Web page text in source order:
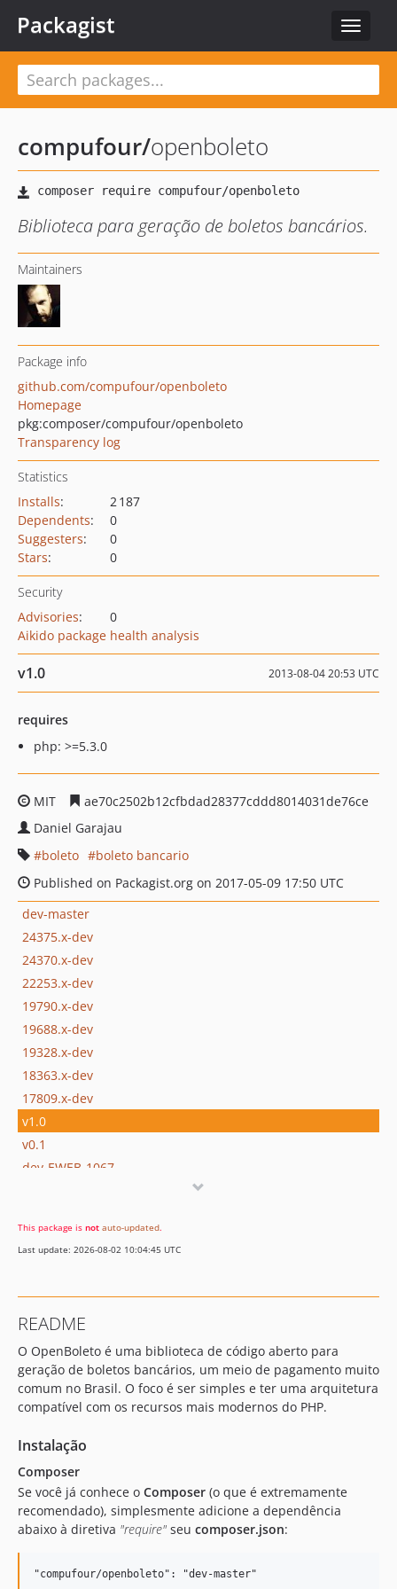
Toggle
Packagist
compufour/openboleto
Biblioteca para geração de boletos bancários.
Maintainers
Package info
github.com/compufour/openboleto
Homepage
pkg:composer/compufour/openboleto
Transparency log
Statistics
Installs:
2 187
Dependents:
0
Suggesters:
0
Stars: 0
Security
Advisories:
0
Aikido package health analysis
v1.0 2013-08-04 20:53 UTC
requires
php: >=5.3.0
MIT
ae70c2502b12cfbdad28377cddd8014031de76ce
Daniel Garajau
boleto
boleto bancario
Published on Packagist.org on 2017-05-09 17:50 UTC
dev-master
24375.x-dev
24370.x-dev
22253.x-dev
19790.x-dev
19688.x-dev
19328.x-dev
18363.x-dev
17809.x-dev
v1.0
v0.1
dev-EWEB-1067
dev-WEB-6151
dev-WEB-4952
dev-WEB-4902
dev-canary
dev-homolog
dev-WEB-4946
dev-revert-26-WEB-4869
dev-WEB-4911
dev-WEB-4869
dev-WEB-4534
dev-WEB-4243
dev-WEB-3648
This package is not auto-updated.
Last update: 2026-08-02 10:04:45 UTC
README
O OpenBoleto é uma biblioteca de código aberto para
geração de boletos bancários, um meio de pagamento muito
comum no Brasil. O foco é ser simples e ter uma arquitetura
compatível com os recursos mais modernos do PHP.
Instalação
Composer
Se você já conhece o Composer (o que é extremamente
recomendado), simplesmente adicione a dependência
abaixo à diretiva "require" seu composer.json: